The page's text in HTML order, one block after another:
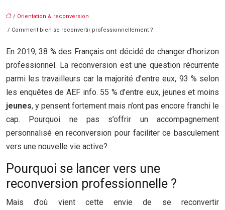
/ Orientation & reconversion
/ Comment bien se reconvertir professionnellement ?
En 2019, 38 % des Français ont décidé de changer d’horizon
professionnel. La reconversion est une question récurrente
parmi les travailleurs car la majorité d’entre eux, 93 % selon
les enquêtes de AEF info. 55 % d’entre eux, jeunes et moins
jeunes, y pensent fortement mais n’ont pas encore franchi le
cap. Pourquoi ne pas s’offrir un accompagnement
personnalisé en reconversion pour faciliter ce basculement
vers une nouvelle vie active?
Pourquoi se lancer vers une
reconversion professionnelle ?
Mais d’où vient cette envie de se reconvertir